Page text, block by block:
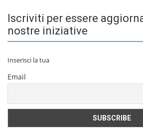
Iscriviti per essere
nostre iniziative
Inserisci la tua
Email